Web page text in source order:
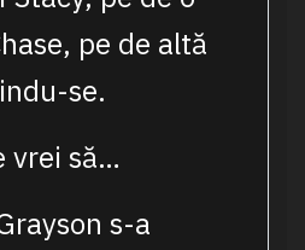
pe de altă
se.
vrei să…
s-a